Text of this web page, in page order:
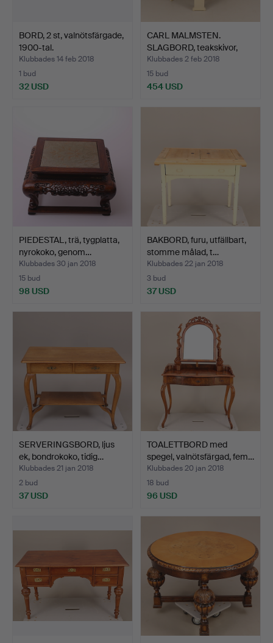
BORD, 2 st, valnötsfärgade,
1900-tal.
Klubbades 14 feb 2018
1 bud
32 USD
CARL MALMSTEN.
SLAGBORD, teakskivor,
"Vape…
Klubbades 2 feb 2018
15 bud
454 USD
PIEDESTAL, trä, tygplatta,
nyrokoko, genom…
Klubbades 30 jan 2018
15 bud
98 USD
BAKBORD, furu, utfällbart,
stomme målad, t…
Klubbades 22 jan 2018
3 bud
37 USD
SERVERINGSBORD, ljus
ek, bondrokoko, tidig…
Klubbades 21 jan 2018
2 bud
37 USD
TOALETTBORD med
spegel, valnötsfärgad, fem…
Klubbades 20 jan 2018
18 bud
96 USD